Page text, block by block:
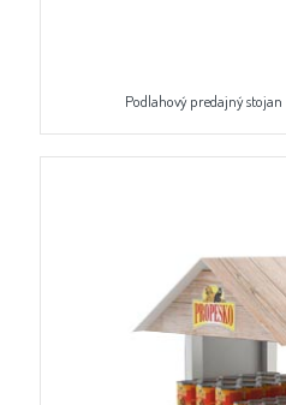
Podlahový predajný